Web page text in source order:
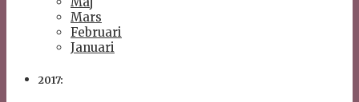
Mars
Februari
Januari
2017: